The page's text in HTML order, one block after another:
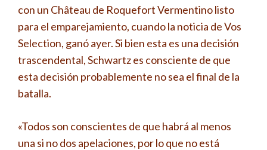
con un Château de Roquefort Vermentino listo
para el emparejamiento, cuando la noticia de Vos
Selection, ganó ayer. Si bien esta es una decisión
trascendental, Schwartz es consciente de que
esta decisión probablemente no sea el final de la
batalla.
«Todos son conscientes de que habrá al menos
una si no dos apelaciones, por lo que no está